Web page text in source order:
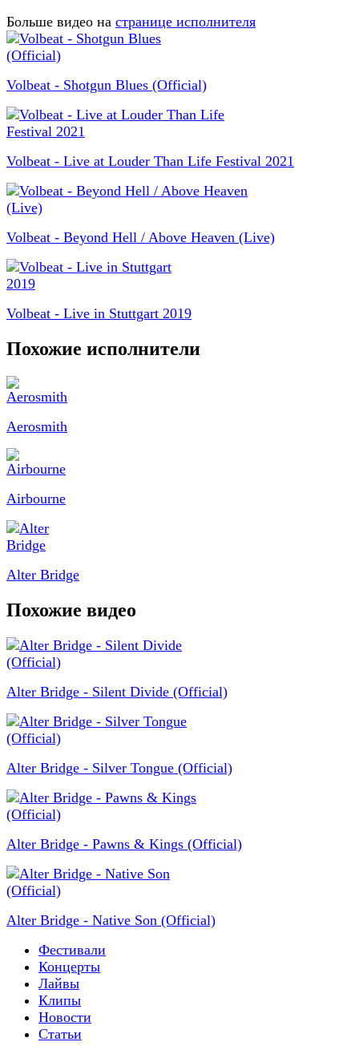
Больше видео на странице исполнителя
Volbeat - Shotgun Blues (Official)
Volbeat - Live at Louder Than Life Festival 2021
Volbeat - Beyond Hell / Above Heaven (Live)
Volbeat - Live in Stuttgart 2019
Похожие исполнители
Aerosmith
Airbourne
Alter Bridge
Похожие видео
Alter Bridge - Silent Divide (Official)
Alter Bridge - Silver Tongue (Official)
Alter Bridge - Pawns & Kings (Official)
Alter Bridge - Native Son (Official)
Фестивали
Концерты
Лайвы
Клипы
Новости
Статьи